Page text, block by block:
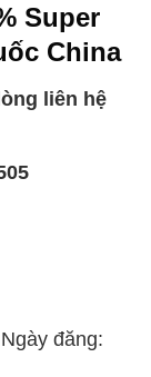
Super
China
liên hệ
đăng: